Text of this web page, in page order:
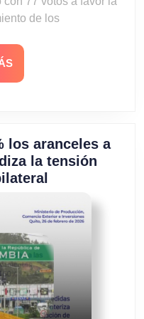
de los
LEER
MÁS
los aranceles a
la tensión
al
los
aranceles
a
Colombia
y